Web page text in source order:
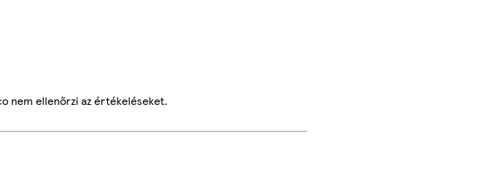
nem ellenőrzi az értékeléseket.